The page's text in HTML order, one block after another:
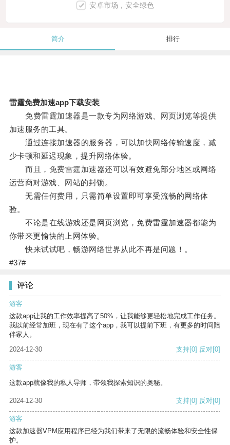
安卓市场，安全绿色
简介 排行
雷霆免费加速app下载安装
免费雷霆加速器是一款专为网络游戏、网页浏览等提供
加速服务的工具。
通过连接加速器的服务器，可以加快网络传输速度，减
少卡顿和延迟现象，提升网络体验。
而且，免费雷霆加速器还可以有效避免部分地区或网络
运营商对游戏、网站的封锁。
无需任何费用，只需简单设置即可享受流畅的网络体
验。
不论是在线游戏还是网页浏览，免费雷霆加速器都能为
你带来更愉快的上网体验。
快来试试吧，畅游网络世界从此不再是问题！。
#37#
评论
游客
这款app让我的工作效率提高了50%，让我能够更轻松地完成工作任务。
我以前经常加班，现在有了这个app，我可以提前下班，有更多的时间陪
伴家人。
2024-12-30
支持[0] 反对[0]
游客
这款app就像我的私人导师，带领我探索知识的奥秘。
2024-12-30 支持[0] 反对[0]
游客
这款加速器VPM应用程序已经为我们带来了无限的流畅体验和安全性保
护。